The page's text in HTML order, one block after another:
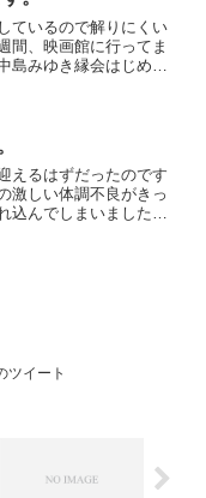
ているので解りにくい
間、映画館に行ってま
島みゆき縁会はじめ、
いていた...
えるはずだったのです
激しい体調不良がきっ
込んでしまいました。
ツイート